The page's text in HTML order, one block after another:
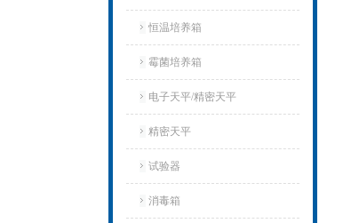
恒温培养箱
霉菌培养箱
电子天平/精密天平
精密天平
试验器
消毒箱